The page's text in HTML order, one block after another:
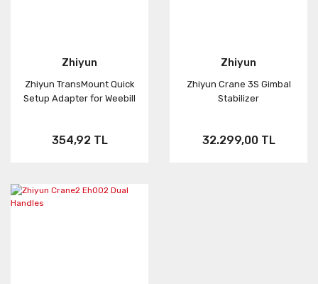
Zhiyun
Zhiyun TransMount Quick
Setup Adapter for Weebill
354,92 TL
Zhiyun
Zhiyun Crane 3S Gimbal
Stabilizer
32.299,00 TL